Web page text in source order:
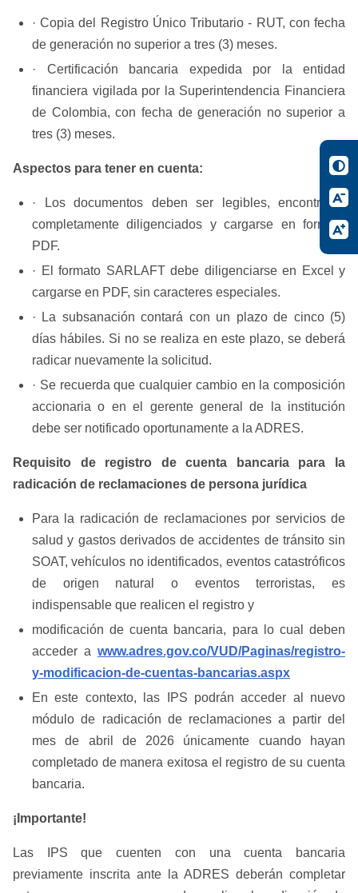
· Copia del Registro Único Tributario - RUT, con fecha
de generación no superior a tres (3) meses.
· Certificación bancaria expedida por la entidad
financiera vigilada por la Superintendencia Financiera
de Colombia, con fecha de generación no superior a
tres (3) meses.
Aspectos para tener en cuenta:
· Los documentos deben ser legibles, encontrarse
completamente diligenciados y cargarse en formato
PDF.
· El formato SARLAFT debe diligenciarse en Excel y
cargarse en PDF, sin caracteres especiales.
· La subsanación contará con un plazo de cinco (5)
días hábiles. Si no se realiza en este plazo, se deberá
radicar nuevamente la solicitud.
· Se recuerda que cualquier cambio en la composición
accionaria o en el gerente general de la institución
debe ser notificado oportunamente a la ADRES.
Requisito de registro de cuenta bancaria para la
radicación de reclamaciones de persona jurídica
Para la radicación de reclamaciones por servicios de
salud y gastos derivados de accidentes de tránsito sin
SOAT, vehículos no identificados, eventos catastróficos
de origen natural o eventos terroristas, es
indispensable que realicen el registro y
modificación de cuenta bancaria, para lo cual deben
acceder a www.adres.gov.co/VUD/Paginas/registro-
y-modificacion-de-cuentas-bancarias.aspx
En este contexto, las IPS podrán acceder al nuevo
módulo de radicación de reclamaciones a partir del
mes de abril de 2026 únicamente cuando hayan
completado de manera exitosa el registro de su cuenta
bancaria.
¡Importante!
Las IPS que cuenten con una cuenta bancaria
previamente inscrita ante la ADRES deberán completar